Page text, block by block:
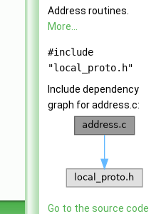
Address routines.
More...
#include
"local_proto.h"
Include dependency
graph for address.c:
Go to the source code